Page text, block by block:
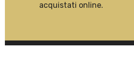
acquistati online.